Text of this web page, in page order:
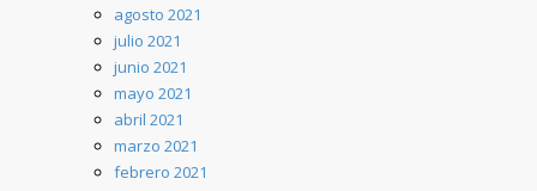
agosto 2021
julio 2021
junio 2021
mayo 2021
abril 2021
marzo 2021
febrero 2021